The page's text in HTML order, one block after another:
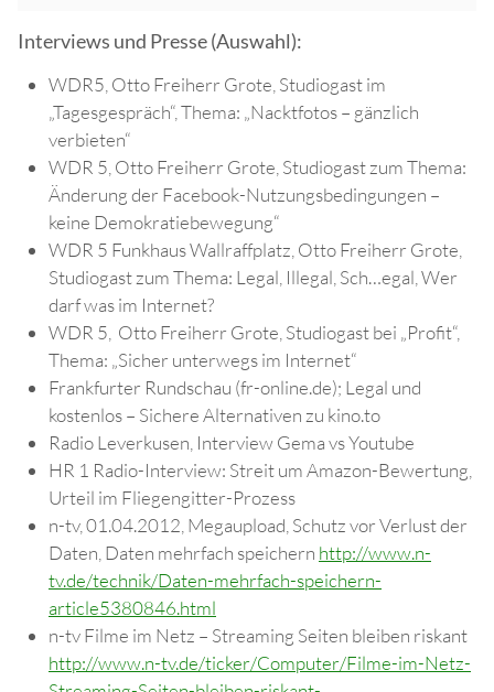
Interviews und Presse (Auswahl):
WDR5, Otto Freiherr Grote, Studiogast im
„Tagesgespräch“, Thema: „Nacktfotos – gänzlich
verbieten“
WDR 5, Otto Freiherr Grote, Studiogast zum Thema:
Änderung der Facebook-Nutzungsbedingungen –
keine Demokratiebewegung“
WDR 5 Funkhaus Wallraffplatz, Otto Freiherr Grote,
Studiogast zum Thema: Legal, Illegal, Sch…egal, Wer
darf was im Internet?
WDR 5, Otto Freiherr Grote, Studiogast bei „Profit“,
Thema: „Sicher unterwegs im Internet“
Frankfurter Rundschau (fr-online.de); Legal und
kostenlos – Sichere Alternativen zu kino.to
Radio Leverkusen, Interview Gema vs Youtube
HR 1 Radio-Interview: Streit um Amazon-Bewertung,
Urteil im Fliegengitter-Prozess
n-tv, 01.04.2012, Megaupload, Schutz vor Verlust der
Daten, Daten mehrfach speichern http://www.n-
tv.de/technik/Daten-mehrfach-speichern-
article5380846.html
n-tv Filme im Netz – Streaming Seiten bleiben riskant
http://www.n-tv.de/ticker/Computer/Filme-im-Netz-